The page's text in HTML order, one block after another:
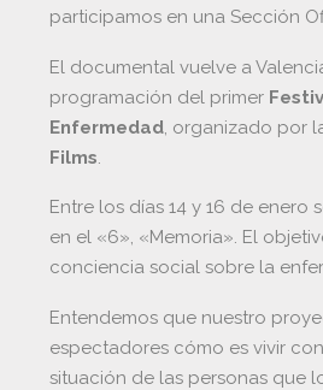
participamos en una Sección
El documental vuelve a
programación del primer
Enfermedad , organizado por
Films
Entre los días 14 y 16 de
en el «6», «Memoria». El
conciencia social sobre la
Entendemos que nuestro
espectadores cómo es vivir
situación de las personas que